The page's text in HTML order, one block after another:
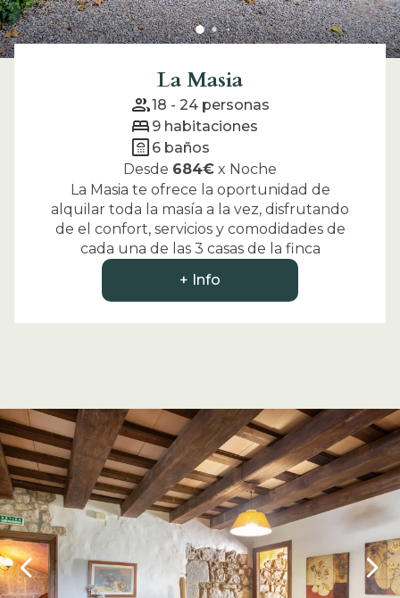
La Masia
group18 - 24 personas
bed 9 habitaciones
bathroom 6 baños
Desde 684€ x Noche
La Masia te ofrece la oportunidad de
alquilar toda la masía a la vez, disfrutando
de el confort, servicios y comodidades de
cada una de las 3 casas de la finca
+ Info